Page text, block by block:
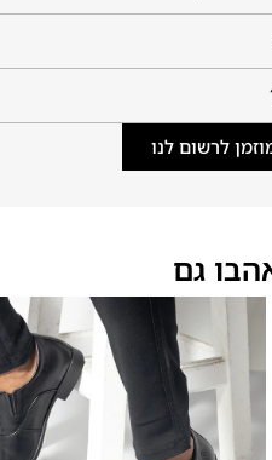
לרשום לנו
גם